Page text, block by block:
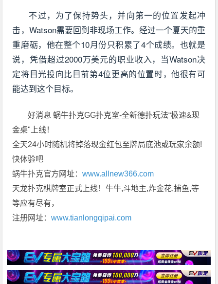
不过，为了保持势头，并向第一的位置发起冲
击，Watson需要回到非现场工作。经过一个夏天的重
重磨砺，他在整个10月份只积累了4个成绩。也就是
说，凭借超过2000万美元的职业收入，当Watson决
定将目光投向比目前第4位更高的位置时，他很有可
能达到这个目标。
好消息 蜗牛扑克GG扑克室-全新德扑玩法“极速&现
金桌"上线！
全天24小时随机将掉落现金红包至牌局底池或玩家余额!
快体验吧
蜗牛扑克官方网址：www.allnew366.com
天龙扑克棋牌室正式上线！牛牛,斗地主,炸金花,捕鱼,等
等应有尽有，
注册网址：www.tianlongqipai.com